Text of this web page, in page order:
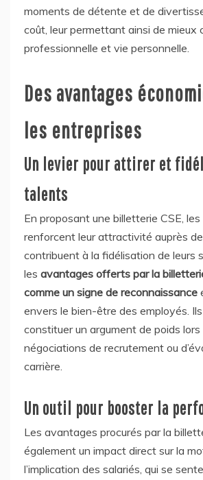
moments de détente et de
coût, leur permettant ainsi de mieux
professionnelle et vie personnelle.
Des avantages
les entreprises
Un levier pour attirer et
talents
En proposant une billetterie CSE,
renforcent leur attractivité auprès
contribuent à la fidélisation de leurs
les avantages offerts par la
comme un signe de reconnaissance
envers le bien-être des employés.
constituer un argument de poids lors
négociations de recrutement ou
carrière.
Un outil pour booster la
Les avantages procurés par la
également un impact direct sur la
l’implication des salariés, qui se